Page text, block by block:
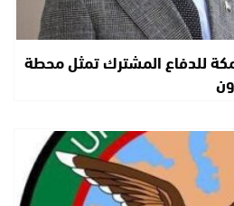
للدفاع المشترك تمثل محطة